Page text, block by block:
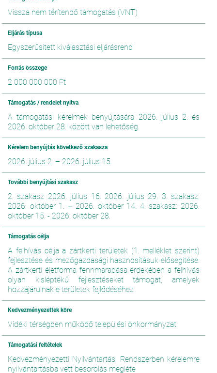
Vissza nem térítendő támogatás (VNT)
Eljárás típusa
Egyszerűsített kiválasztási eljárásrend
Forrás összege
2 000 000 000 Ft
Támogatás / rendelet nyitva
A támogatási kérelmek benyújtására 2026. július 2. és
2026. október 28. között van lehetőség.
Kérelem benyújtás következő szakasza
2026. július 2. – 2026. július 15.
További benyújtási szakasz
2. szakasz 2026. július 16. 2026. július 29. 3. szakasz:
2026. október 1. – 2026. október 14. 4. szakasz: 2026.
október 15. - 2026. október 28.
Támogatás célja
A felhívás célja a zártkerti területek (1. melléklet szerint)
fejlesztése és mezőgazdasági hasznosításuk elősegítése.
A zártkerti életforma fennmaradása érdekében a felhívás
olyan kisléptékű fejlesztéseket támogat, amelyek
hozzájárulnak e területek fejlődéséhez
Kedvezményezettek köre
Vidéki térségben működő települési önkormányzat
Támogatási feltételek
Kedvezményezetti Nyilvántartási Rendszerben kérelemre
nyilvántartásba vett besorolás megléte